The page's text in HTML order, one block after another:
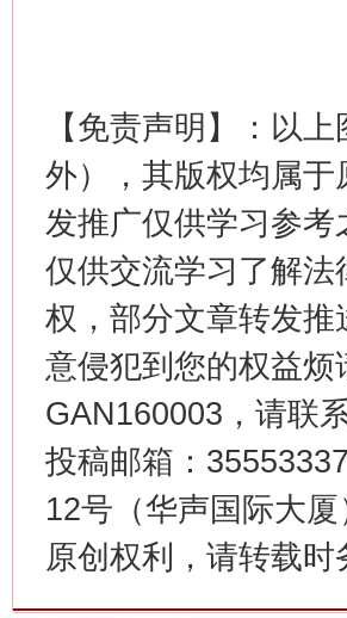
【免责声明】：以
外），其版权均属
发推广仅供学习参
仅供交流学习了解
权，部分文章转发
意侵犯到您的权益
GAN160003，请联
投稿邮箱：
12号（华声国际大
原创权利，请转载
这是一记警钟！
在谋一域中谋全局